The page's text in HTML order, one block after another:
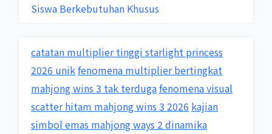
Siswa Berkebutuhan Khusus
catatan multiplier tinggi starlight princess
2026 unikfenomena multiplier bertingkat
mahjong wins 3 tak terdugafenomena visual
scatter hitam mahjong wins 3 2026 kajian
simbol emas mahjong ways 2 dinamika